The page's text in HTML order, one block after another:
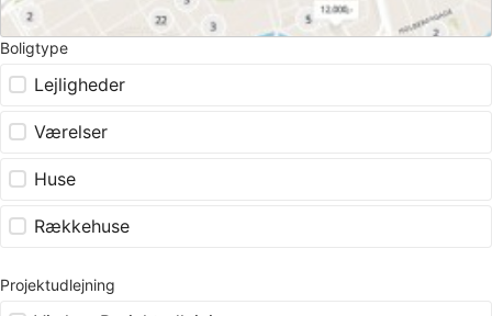
Boligtype
Lejligheder
Værelser
Huse
Rækkehuse
Projektudlejning